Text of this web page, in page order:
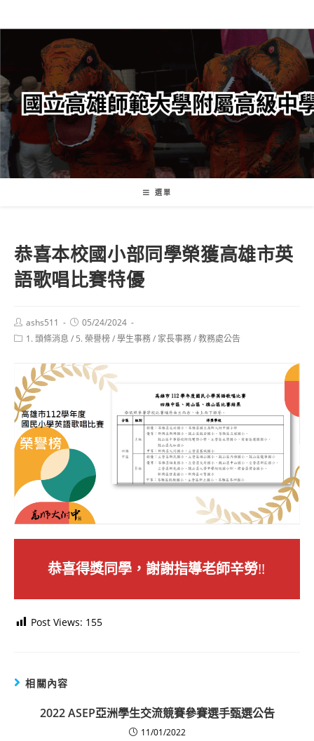
轉
要
內
容
選單
恭喜本校國小部同學榮獲高雄市英
語歌唱比賽特優
Post
author:
ashs511
Post
published:
05/24/2024
Post1. 頭條消息 / 5. 榮譽榜/學生事務/ 家長事務/教務處公告
恭喜得獎同學，謝謝指導老師辛勞!!
Post Views: 155
相關內容
2022 ASEP亞洲學生交流競賽參賽選手甄選公告
11/01/2022